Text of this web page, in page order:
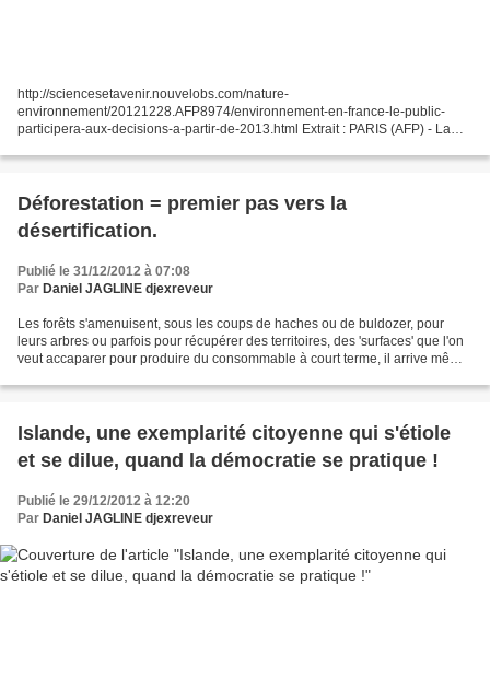
http://sciencesetavenir.nouvelobs.com/nature-
environnement/20121228.AFP8974/environnement-en-france-le-public-
participera-aux-decisions-a-partir-de-2013.html Extrait : PARIS (AFP) - La
l'environnement,...
Déforestation = premier pas vers la
désertification.
Publié le 31/12/2012 à 07:08
Par Daniel JAGLINE djexreveur
Les forêts s'amenuisent, sous les coups de haches ou de buldozer, pour
leurs arbres ou parfois pour récupérer des territoires, des 'surfaces' que l'on
veut accaparer pour produire du consommable à court terme, il arrive même
Islande, une exemplarité citoyenne qui s'étiole
et se dilue, quand la démocratie se pratique !
Publié le 29/12/2012 à 12:20
Par Daniel JAGLINE djexreveur